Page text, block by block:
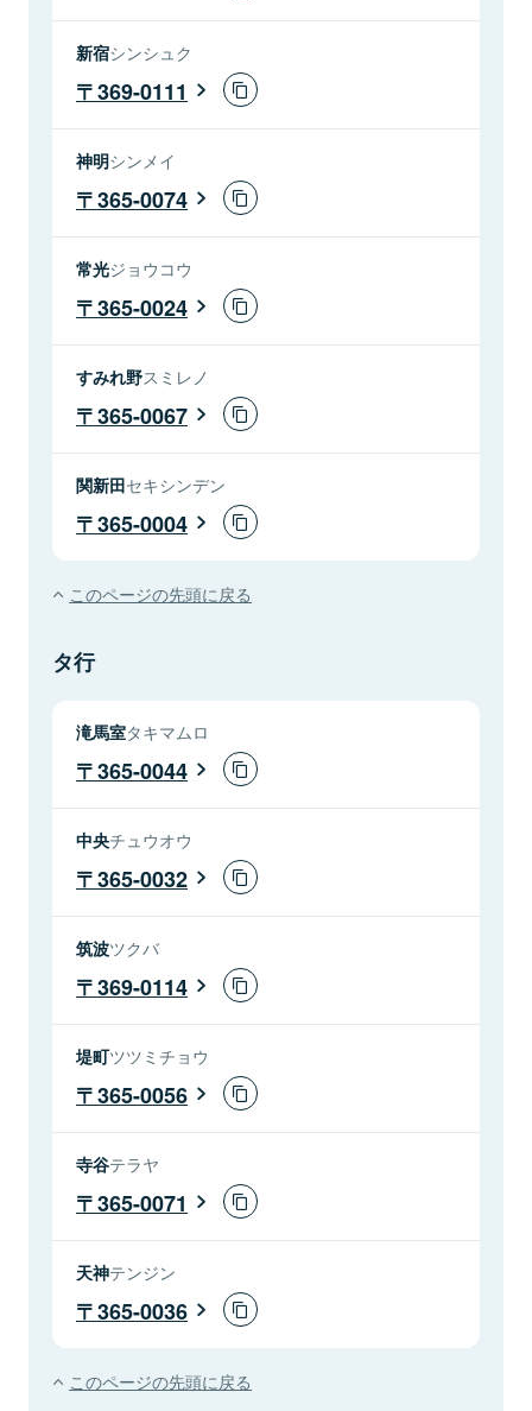
新宿シンシュク
369-0111
神明シンメイ
365-0074
常光ジョウコウ
365-0024
すみれ野スミレノ
365-0067
関新田セキシンデン
365-0004
このページの先頭に戻る
タ行
滝馬室タキマムロ
365-0044
中央チュウオウ
365-0032
筑波ツクバ
369-0114
堤町ツツミチョウ
365-0056
寺谷テラヤ
365-0071
天神テンジン
365-0036
このページの先頭に戻る